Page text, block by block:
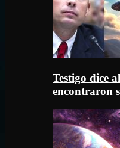
Testigo dice
encontraron